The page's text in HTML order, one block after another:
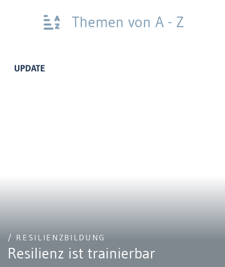
Themen von A - Z
UPDATE
/ RESILIENZBILDUNG
Resilienz ist trainierbar